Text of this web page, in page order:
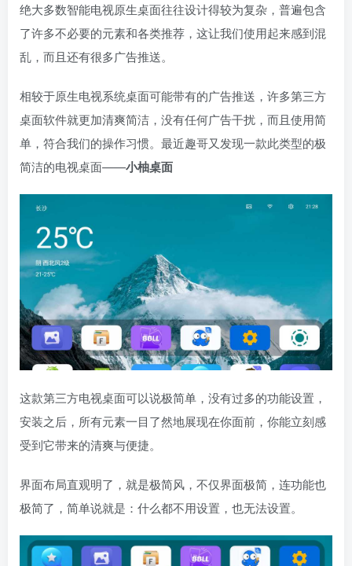
绝大多数智能电视原生桌面往往设计得较为复杂，普遍包含
了许多不必要的元素和各类推荐，这让我们使用起来感到混
乱，而且还有很多广告推送。
相较于原生电视系统桌面可能带有的广告推送，许多第三方
桌面软件就更加清爽简洁，没有任何广告干扰，而且使用简
单，符合我们的操作习惯。最近趣哥又发现一款此类型的极
简洁的电视桌面——小柚桌面
这款第三方电视桌面可以说极简单，没有过多的功能设置，
安装之后，所有元素一目了然地展现在你面前，你能立刻感
受到它带来的清爽与便捷。
界面布局直观明了，就是极简风，不仅界面极简，连功能也
极简了，简单说就是：什么都不用设置，也无法设置。